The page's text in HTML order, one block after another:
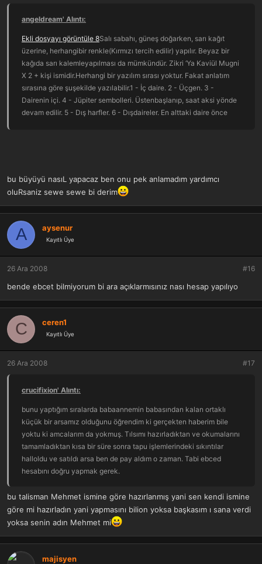
angeldream' Alıntı:
Ekli dosyayı görüntüle 8Salı sabahı, güneş doğarken, sarı kağıt
üzerine, herhangibir renkle(Kırmızı tercih edilir) yapılır. Beyaz bir
kağıda sarı kalemleyapılması da mümkündür. Zikri ‘Ya Kaviül Mugni
X 2 + kişi ismidir.Herhangi bir yazılım sırası yoktur. Fakat anlatım
sırasına göre şuşekilde yazılabilir.1 - İç daire. 2 - Üçgen. 3 -
Dairenin içi. 4 - Jüpiter sembolleri. Üstenbaşlanıp, saat aksi yönde
devam edilir. 5 - Dış harfler. 6 - Dışdaireler. En alttaki daire önce
bu büyüyü nasıL yapacaz ben onu pek anlamadım yardımcı
oluRsaniz sewe sewe bi derim
A aysenur
Kayıtlı Üye
26 Ara 2008 #16
bende ebcet bilmiyorum bi ara açıklarmısınız nası hesap yapılıyo
C ceren1
Kayıtlı Üye
26 Ara 2008 #17
crucifixion' Alıntı:
bunu yaptığım sıralarda babaannemin babasından kalan ortaklı
küçük bir arsamız olduğunu öğrendim ki gerçekten haberim bile
yoktu ki amcalarım da yokmuş. Tılsımı hazırladıktan ve okumalarını
tamamladıktan kısa bir süre sonra tapu işlemlerindeki sıkıntılar
halloldu ve satıldı arsa ben de pay aldım o zaman. Tabi ebced
hesabını doğru yapmak gerek.
bu talisman Mehmet ismine göre hazırlanmış yani sen kendi ismine
göre mi hazırladın yani yapmasını bilion yoksa başkasım ı sana verdi
yoksa senin adın Mehmet mi
majisyen